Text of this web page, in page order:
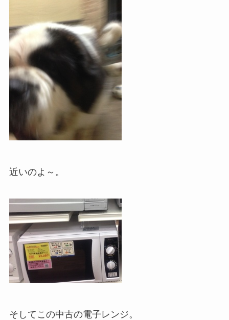
近いのよ～。
そしてこの中古の電子レンジ。